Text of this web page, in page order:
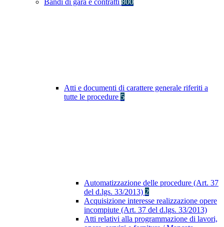
Bandi di gara e contratti 800
Atti e documenti di carattere generale riferiti a
tutte le procedure 5
Automatizzazione delle procedure (Art. 37
del d.lgs. 33/2013) 2
Acquisizione interesse realizzazione opere
incompiute (Art. 37 del d.lgs. 33/2013)
Atti relativi alla programmazione di lavori,